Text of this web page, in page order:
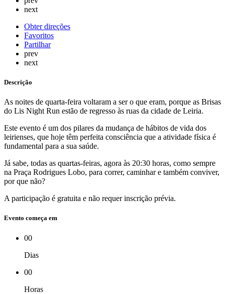
next
Obter direções
Favoritos
Partilhar
prev
next
Descrição
As noites de quarta-feira voltaram a ser o que eram, porque as Brisas
do Lis Night Run estão de regresso às ruas da cidade de Leiria.
Este evento é um dos pilares da mudança de hábitos de vida dos
leirienses, que hoje têm perfeita consciência que a atividade física é
fundamental para a sua saúde.
Já sabe, todas as quartas-feiras, agora às 20:30 horas, como sempre
na Praça Rodrigues Lobo, para correr, caminhar e também conviver,
por que não?
A participação é gratuita e não requer inscrição prévia.
Evento começa em
00
Dias
00
Horas